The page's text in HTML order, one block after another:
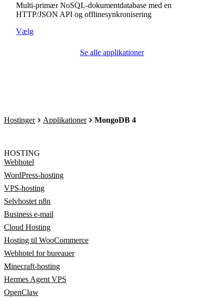
Multi-primær NoSQL-dokumentdatabase med en
HTTP/JSON API og offlinesynkronisering
Vælg
Se alle applikationer
Hostinger Applikationer MongoDB 4
HOSTING
Webhotel
WordPress-hosting
VPS-hosting
Selvhostet n8n
Business e-mail
Cloud Hosting
Hosting til WooCommerce
Webhotel for bureauer
Minecraft-hosting
Hermes Agent VPS
OpenClaw